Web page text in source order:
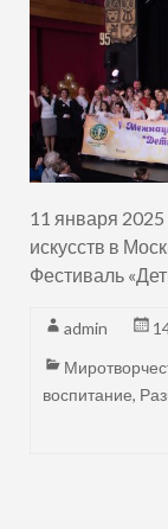
11 января
искусств в
Фестиваль
admin
воспитание,